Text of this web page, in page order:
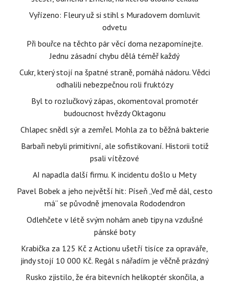
Vyřízeno: Fleury už si stihl s Muradovem domluvit
odvetu
Při bouřce na těchto pár věcí doma nezapomínejte.
Jednu zásadní chybu dělá téměř každý
Cukr, který stojí na špatné straně, pomáhá nádoru. Vědci
odhalili nebezpečnou roli fruktózy
Byl to rozlučkový zápas, okomentoval promotér
budoucnost hvězdy Oktagonu
Chlapec snědl sýr a zemřel. Mohla za to běžná bakterie
Barbaři nebyli primitivní, ale sofistikovaní. Historii totiž
psali vítězové
AI napadla další firmu. K incidentu došlo u Mety
Pavel Bobek a jeho největší hit: Píseň „Veď mě dál, cesto
má“ se původně jmenovala Rododendron
Odlehčete v létě svým nohám aneb tipy na vzdušné
pánské boty
Krabička za 125 Kč z Actionu ušetří tisíce za opraváře,
jindy stojí 10 000 Kč. Regál s nářadím je věčně prázdný
Rusko zjistilo, že éra bitevních helikoptér skončila, a